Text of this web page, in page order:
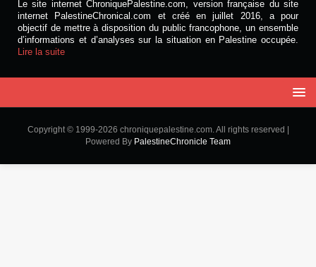
Le site internet ChroniquePalestine.com, version française du site
internet PalestineChronical.com et créé en juillet 2016, a pour
objectif de mettre à disposition du public francophone, un ensemble
d’informations et d’analyses sur la situation en Palestine occupée.
Lire la suite
Copyright © 1999-2026 chroniquepalestine.com. All rights reserved |
Powered By PalestineChronicle Team